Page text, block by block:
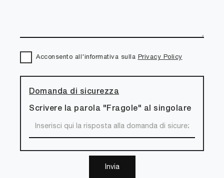
Acconsento all'informativa sulla Privacy Policy
Domanda di sicurezza
Scrivere la parola "Fragole" al singolare
Invia